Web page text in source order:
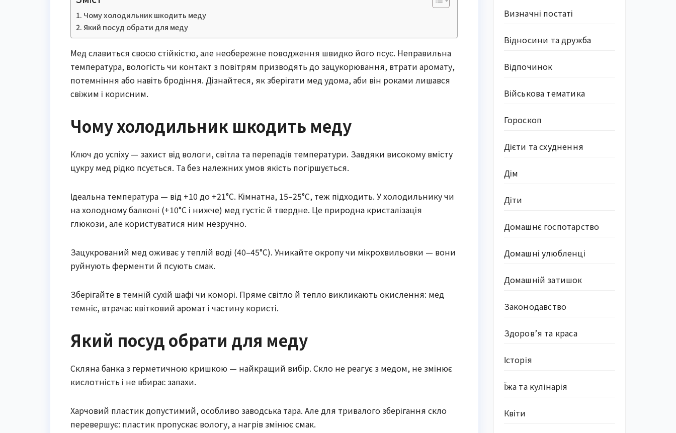
Чому холодильник шкодить меду
Який посуд обрати для меду
Мед славиться своєю стійкістю, але необережне поводження швидко його псує. Неправильна
температура, вологість чи контакт з повітрям призводять до зацукорювання, втрати аромату,
потемніння або навіть бродіння. Дізнайтеся, як зберігати мед удома, аби він роками лишався
свіжим і корисним.
Чому холодильник шкодить меду
Ключ до успіху — захист від вологи, світла та перепадів температури. Завдяки високому вмісту
цукру мед рідко псується. Та без належних умов якість погіршується.
Ідеальна температура — від +10 до +21°C. Кімнатна, 15–25°C, теж підходить. У холодильнику чи
на холодному балконі (+10°C і нижче) мед густіє й твердне. Це природна кристалізація
глюкози, але користуватися ним незручно.
Зацукрований мед оживає у теплій воді (40–45°C). Уникайте окропу чи мікрохвильовки — вони
руйнують ферменти й псують смак.
Зберігайте в темній сухій шафі чи коморі. Пряме світло й тепло викликають окислення: мед
темніє, втрачає квітковий аромат і частину користі.
Який посуд обрати для меду
Скляна банка з герметичною кришкою — найкращий вибір. Скло не реагує з медом, не змінює
кислотність і не вбирає запахи.
Харчовий пластик допустимий, особливо заводська тара. Але для тривалого зберігання скло
перевершує: пластик пропускає вологу, а нагрів змінює смак.
Визначні постаті
Відносини та дружба
Відпочинок
Військова тематика
Гороскоп
Дієти та схуднення
Дім
Діти
Домашнє госпотарство
Домашні улюбленці
Домашній затишок
Законодавство
Здоров’я та краса
Історія
Їжа та кулінарія
Квіти